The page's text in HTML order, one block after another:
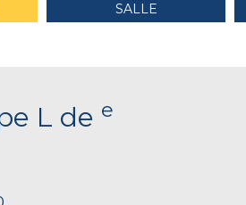
SALLE
L de e